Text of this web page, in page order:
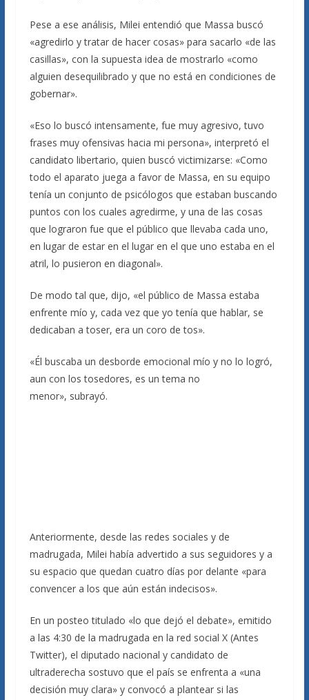
Pese a ese análisis, Milei entendió que Massa buscó
«agredirlo y tratar de hacer cosas» para sacarlo «de las
casillas», con la supuesta idea de mostrarlo «como
alguien desequilibrado y que no está en condiciones de
gobernar».
«Eso lo buscó intensamente, fue muy agresivo, tuvo
frases muy ofensivas hacia mi persona», interpretó el
candidato libertario, quien buscó victimizarse: «Como
todo el aparato juega a favor de Massa, en su equipo
tenía un conjunto de psicólogos que estaban buscando
puntos con los cuales agredirme, y una de las cosas
que lograron fue que el público que llevaba cada uno,
en lugar de estar en el lugar en el que uno estaba en el
atril, lo pusieron en diagonal».
De modo tal que, dijo, «el público de Massa estaba
enfrente mío y, cada vez que yo tenía que hablar, se
dedicaban a toser, era un coro de tos».
«Él buscaba un desborde emocional mío y no lo logró,
aun con los tosedores, es un tema no
menor», subrayó.
Anteriormente, desde las redes sociales y de
madrugada, Milei había advertido a sus seguidores y a
su espacio que quedan cuatro días por delante «para
convencer a los que aún están indecisos».
En un posteo titulado «lo que dejó el debate», emitido
a las 4:30 de la madrugada en la red social X (Antes
Twitter), el diputado nacional y candidato de
ultraderecha sostuvo que el país se enfrenta a «una
decisión muy clara» y convocó a plantear si las